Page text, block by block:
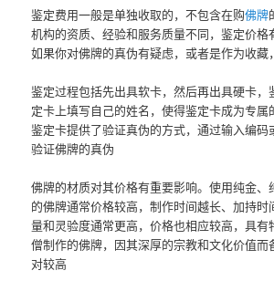
鉴定费用一般是单独收取的，不包含在购佛牌
机构的资质、经验和服务质量不同，鉴定价格
如果你对佛牌的真伪有疑虑，或者是作为收藏
鉴定过程包括先出具软卡，然后再出具硬卡，
定卡上填写自己的姓名，使得鉴定卡成为专属
鉴定卡提供了验证真伪的方式，通过输入编码
验证佛牌的真伪‌
佛牌的材质对其价格有重要影响。使用纯金、
的佛牌通常价格较高‌，制作时间越长、加持
量和灵验度通常更高，价格也相应较高‌，具有
僧制作的佛牌，因其深厚的宗教和文化价值而
对较高‌